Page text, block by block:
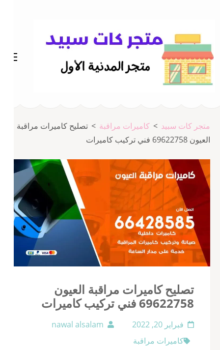
المحتوى
(اضغط
Enter)
متجر كات سبيد > كاميرات مراقبة > تصليح كاميرات مراقبة
العيون 69622758 فني تركيب كاميرات
تصليح كاميرات مراقبة العيون
69622758 فني تركيب كاميرات
فبراير 20, 2022
nawal alsalam
كاميرات مراقبة